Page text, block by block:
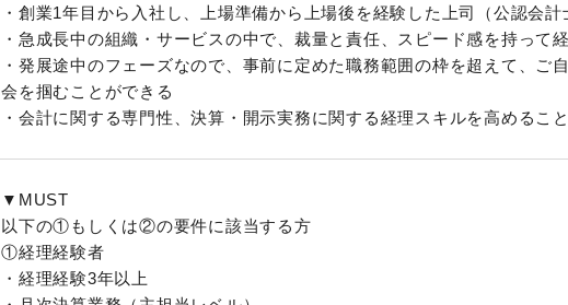
・創業1年目から入社し、上場準備から上場後を経験した上司（公認会計
・急成長中の組織・サービスの中で、裁量と責任、スピード感を持って
・発展途中のフェーズなので、事前に定めた職務範囲の枠を超えて、ご
会を掴むことができる
・会計に関する専門性、決算・開示実務に関する経理スキルを高めるこ
▼MUST
以下の①もしくは②の要件に該当する方
①経理経験者
・経理経験3年以上